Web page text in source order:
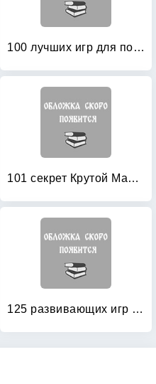
100 лучших игр для подготовки к школе
101 секрет Крутой Мамочки
125 развивающих игр для детей от 1 до 3 лет